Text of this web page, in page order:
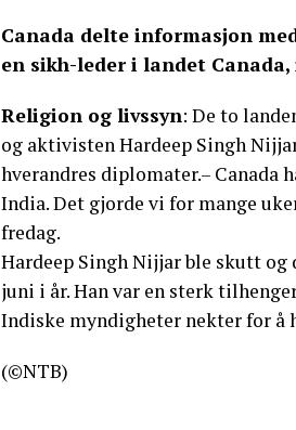
Canada delte informasjon
en sikh-leder i landet
Religion og livssyn: De to
og aktivisten Hardeep Singh
hverandres diplomater.– Canada
India. Det gjorde vi for mange
fredag.
Hardeep Singh Nijjar ble skutt
juni i år. Han var en sterk
Indiske myndigheter nekter for å
(©NTB)